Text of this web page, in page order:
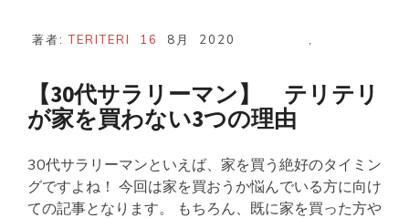
著者:TERITERI 16 8月 2020
【30代サラリーマン】 テリテリ
が家を買わない3つの理由
30代サラリーマンといえば、家を買う絶好のタイミン
グですよね！ 今回は家を買おうか悩んでいる方に向け
ての記事となります。 もちろん、既に家を買った方や